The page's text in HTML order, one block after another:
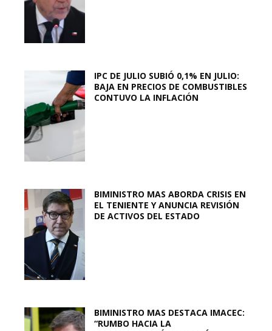
IPC DE JULIO SUBIÓ 0,1% EN JULIO:
BAJA EN PRECIOS DE COMBUSTIBLES
CONTUVO LA INFLACIÓN
BIMINISTRO MAS ABORDA CRISIS EN
EL TENIENTE Y ANUNCIA REVISIÓN
DE ACTIVOS DEL ESTADO
BIMINISTRO MAS DESTACA IMACEC:
“RUMBO HACIA LA